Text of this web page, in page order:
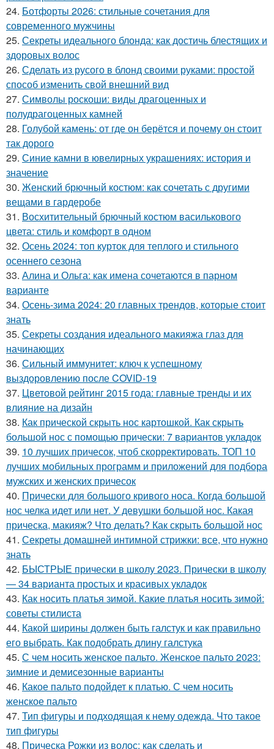
24. Ботфорты 2026: стильные сочетания для
современного мужчины
25. Секреты идеального блонда: как достичь блестящих и
здоровых волос
26. Сделать из русого в блонд своими руками: простой
способ изменить свой внешний вид
27. Символы роскоши: виды драгоценных и
полудрагоценных камней
28. Голубой камень: от где он берётся и почему он стоит
так дорого
29. Синие камни в ювелирных украшениях: история и
значение
30. Женский брючный костюм: как сочетать с другими
вещами в гардеробе
31. Восхитительный брючный костюм василькового
цвета: стиль и комфорт в одном
32. Осень 2024: топ курток для теплого и стильного
осеннего сезона
33. Алина и Ольга: как имена сочетаются в парном
варианте
34. Осень-зима 2024: 20 главных трендов, которые стоит
знать
35. Секреты создания идеального макияжа глаз для
начинающих
36. Сильный иммунитет: ключ к успешному
выздоровлению после COVID-19
37. Цветовой рейтинг 2015 года: главные тренды и их
влияние на дизайн
38. Как прической скрыть нос картошкой. Как скрыть
большой нос с помощью прически: 7 вариантов укладок
39. 10 лучших причесок, чтоб скорректировать. ТОП 10
лучших мобильных программ и приложений для подбора
мужских и женских причесок
40. Прически для большого кривого носа. Когда большой
нос челка идет или нет. У девушки большой нос. Какая
прическа, макияж? Что делать? Как скрыть большой нос
41. Секреты домашней интимной стрижки: все, что нужно
знать
42. БЫСТРЫЕ прически в школу 2023. Прически в школу
— 34 варианта простых и красивых укладок
43. Как носить платья зимой. Какие платья носить зимой:
советы стилиста
44. Какой ширины должен быть галстук и как правильно
его выбрать. Как подобрать длину галстука
45. С чем носить женское пальто. Женское пальто 2023:
зимние и демисезонные варианты
46. Какое пальто подойдет к платью. С чем носить
женское пальто
47. Тип фигуры и подходящая к нему одежда. Что такое
тип фигуры
48. Прическа Рожки из волос: как сделать и